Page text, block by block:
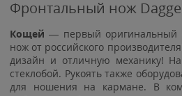
Фронтальный нож
Кощей — первый оригинальный
нож от российского
дизайн и отличную механику!
стеклобой. Рукоять также
для ношения на кармане. В